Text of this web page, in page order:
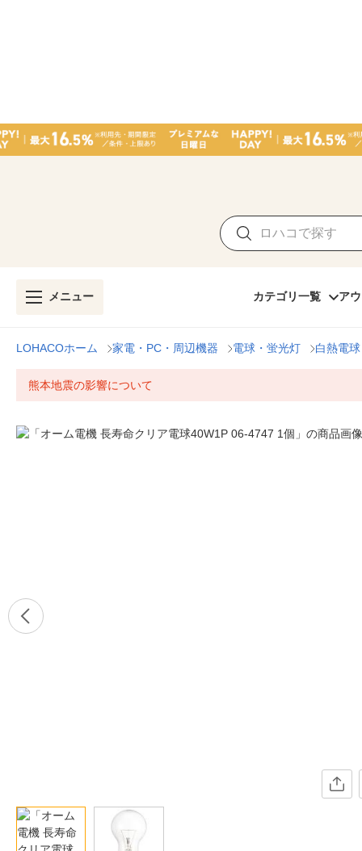
メニュー カテゴリ一覧 ア
LOHACOホーム 家電・PC・周辺機器 電球・蛍光灯 白熱電球
熊本地震の影響について